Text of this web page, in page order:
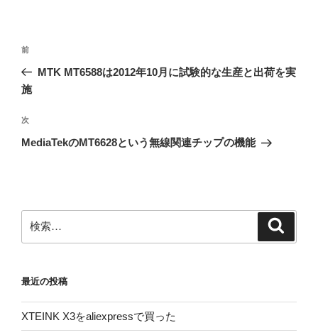
投
ナ
ゲ
ー
前
の
投
前
MTK MT6588は2012年10月に試験的な生産と出荷を実
施
次
の
次
MediaTekのMT6628という無線関連チップの機能
索:
最近の投稿
XTEINK X3をaliexpressで買った